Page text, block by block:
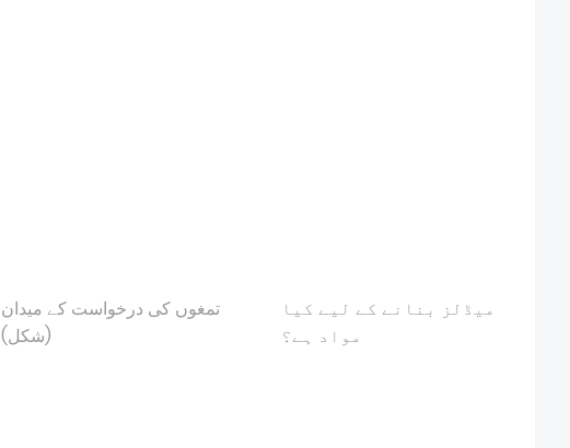
تمغوں کی درخواست کے میدان
(شکل)
میڈلز بنانے کے لیے کیا
مواد ہے؟